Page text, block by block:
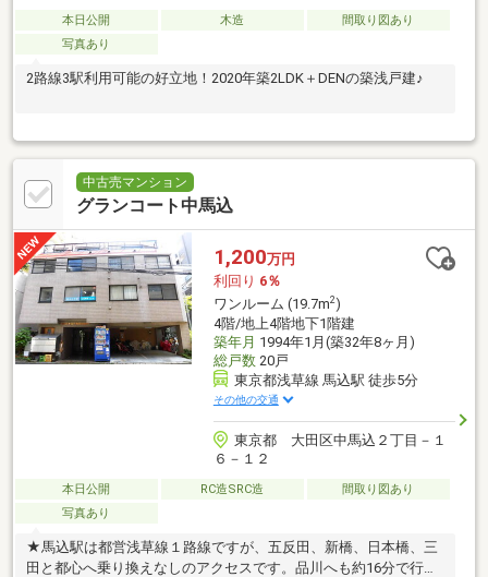
本日公開 木造
間取り図あり
写真あり
2路線3駅利用可能の好立地！2020年築2LDK＋DENの築浅戸建♪
中古売マンション
グランコート中馬込
1,200万円
利回り 6％
ワンルーム (19.7m2)
4階/地上4階地下1階建
築年月 1994年1月(築32年8ヶ月)
総戸数20戸
東京都浅草線 馬込駅 徒歩5分
その他の交通
東京都 大田区中馬込２丁目－１
６－１２
本日公開 RC造SRC造
間取り図あり
写真あり
★馬込駅は都営浅草線１路線ですが、五反田、新橋、日本橋、三
田と都心へ乗り換えなしのアクセスです。品川へも約16分で行け